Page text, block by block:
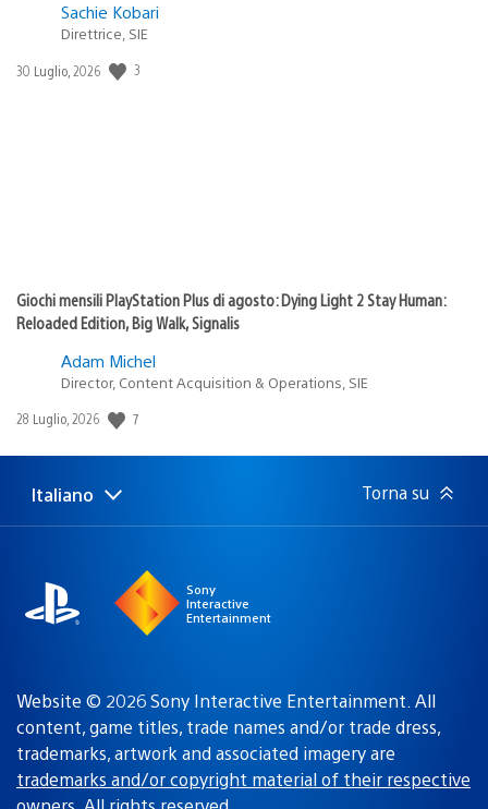
Sachie Kobari
Direttrice, SIE
Data
30 Luglio, 2026 3
Giochi mensili PlayStation Plus di agosto: Dying Light 2 Stay Human:
Reloaded Edition, Big Walk, Signalis
Adam Michel
Director, Content Acquisition & Operations, SIE
Data
pubblicazione:
28 Luglio, 2026 7
Seleziona
una
Regione
attuale:
Italiano Torna su
Sony
Interactive
Entertainment
Website © 2026 Sony Interactive Entertainment. All
content, game titles, trade names and/or trade dress,
trademarks, artwork and associated imagery are
trademarks and/or copyright material of their respective